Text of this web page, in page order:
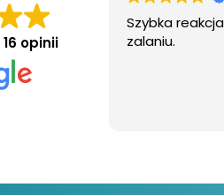
16 opinii
Szybka reakcja
zalaniu.